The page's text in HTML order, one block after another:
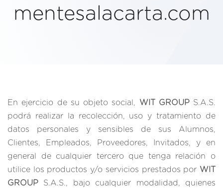
mentesalacarta.com
En ejercicio de su objeto social, WIT GROUPS.A.S.
podrá realizar la recolección, uso y tratamiento de
datos personales y sensibles de sus Alumnos,
Clientes, Empleados, Proveedores, Invitados, y en
general de cualquier tercero que tenga relación o
utilice los productos y/o servicios prestados por WIT
GROUP S.A.S., bajo cualquier modalidad, quienes